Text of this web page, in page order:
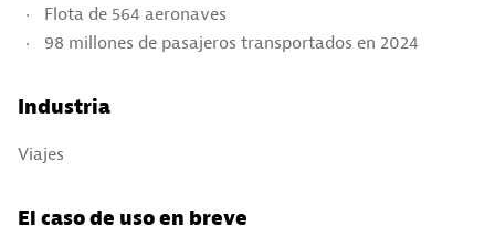
Flota de 564 aeronaves
98 millones de pasajeros transportados en 2024
Industria
Viajes
El caso de uso en breve